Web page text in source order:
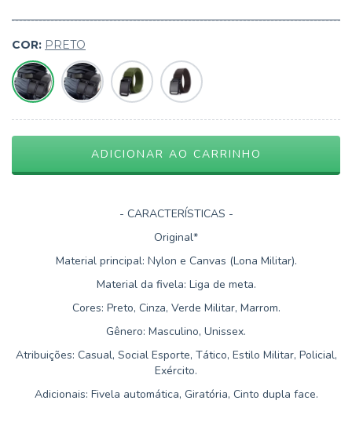
COR: PRETO
- CARACTERÍSTICAS -
Original*
Material principal: Nylon e Canvas (Lona Militar).
Material da fivela: Liga de meta.
Cores: Preto, Cinza, Verde Militar, Marrom.
Gênero: Masculino, Unissex.
Atribuições: Casual, Social Esporte, Tático, Estilo Militar, Policial,
Exército.
Adicionais: Fivela automática, Giratória, Cinto dupla face.